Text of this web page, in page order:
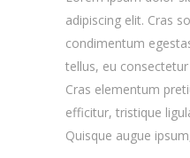
adipiscing elit. Cras
condimentum
tellus, eu
Cras elementum
efficitur, tristique
Quisque augue